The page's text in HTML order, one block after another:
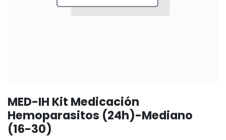
MED-IH Kit Medicación
Hemoparasitos (24h)-Mediano
(16-30)